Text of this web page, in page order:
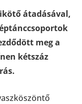
átadásával,
meg a
kétszáz